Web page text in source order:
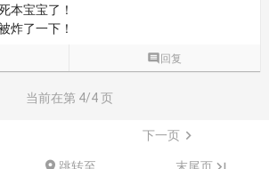
本宝宝了！
炸了一下！
 回复
当前在第 4/4 页
下一页